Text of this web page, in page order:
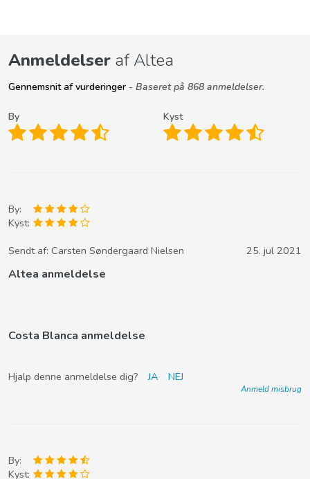
Anmeldelser af Altea
Gennemsnit af vurderinger - Baseret på 868 anmeldelser.
By Kyst
By:
Kyst:
Sendt af: Carsten Søndergaard Nielsen 25. jul 2021
Altea anmeldelse
Costa Blanca anmeldelse
Hjalp denne anmeldelse dig? JA NEJ
Anmeld misbrug
By:
Kyst: